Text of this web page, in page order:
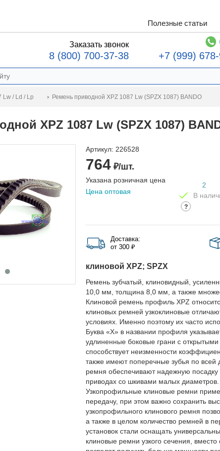
Полезные статьи
Заказать звонок
8 (800) 700-37-38 +7 (999)
Lw / Ld / Lp Ремень приводной XPZ 1087 Lw (SPZX 1087) BANDO
XPZ 1087 Lw (SPZX 1087)
Артикул: 226528
764 ₽/шт.
Указана розничная цена
Цена оптовая
2
В
?
Доставка:
от 300 ₽
клиновой XPZ; SPZX
Ремень зубчатый, клиновидный,
10,0 мм, толщина 8,0 мм, а также
Клиновой ремень профиль XPZ
клиновых ремней узкоклиновые
условиях. Именно поэтому их часто
Буква «Х» в названии профиля
удлиненные боковые грани с открытыми
способствует неизменности
также имеют поперечные зубья по всей
ремня обеспечивают надежную
приводах со шкивами малых диаметров.
Узкопрофильные клиновые ремни
передачу, при этом важно сохранить
узкопрофильного клинового ремня
а также в целом количество ремней в
установок стали оснащать
клиновые ремни узкого сечения,